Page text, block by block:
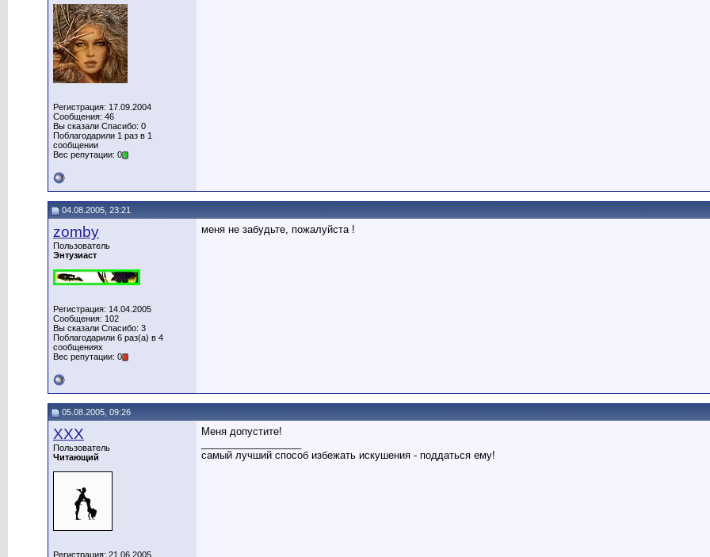
Регистрация: 17.09.2004
Сообщения: 46
Вы сказали Спасибо: 0
Поблагодарили 1 раз в 1
сообщении
Вес репутации: 0
04.08.2005, 23:21
zomby
Пользователь
Энтузиаст
Регистрация: 14.04.2005
Сообщения: 102
Вы сказали Спасибо: 3
Поблагодарили 6 раз(а) в 4
сообщениях
Вес репутации: 0
меня не забудьте, пожалуйста !
05.08.2005, 09:26
XXX
Пользователь
Читающий
Регистрация: 21.06.2005
Меня допустите!
самый лучший способ избежать искушения - поддаться ему!